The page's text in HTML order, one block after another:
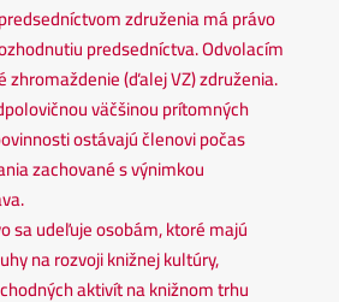
združenia má právo
predsedníctva. Odvolacím
zhromaždenie (ďalej VZ) združenia.
väčšinou prítomných
ostávajú členovi počas
zachované s výnimkou
sa udeľuje osobám, ktoré majú
na rozvoji knižnej kultúry,
aktivít na knižnom trhu